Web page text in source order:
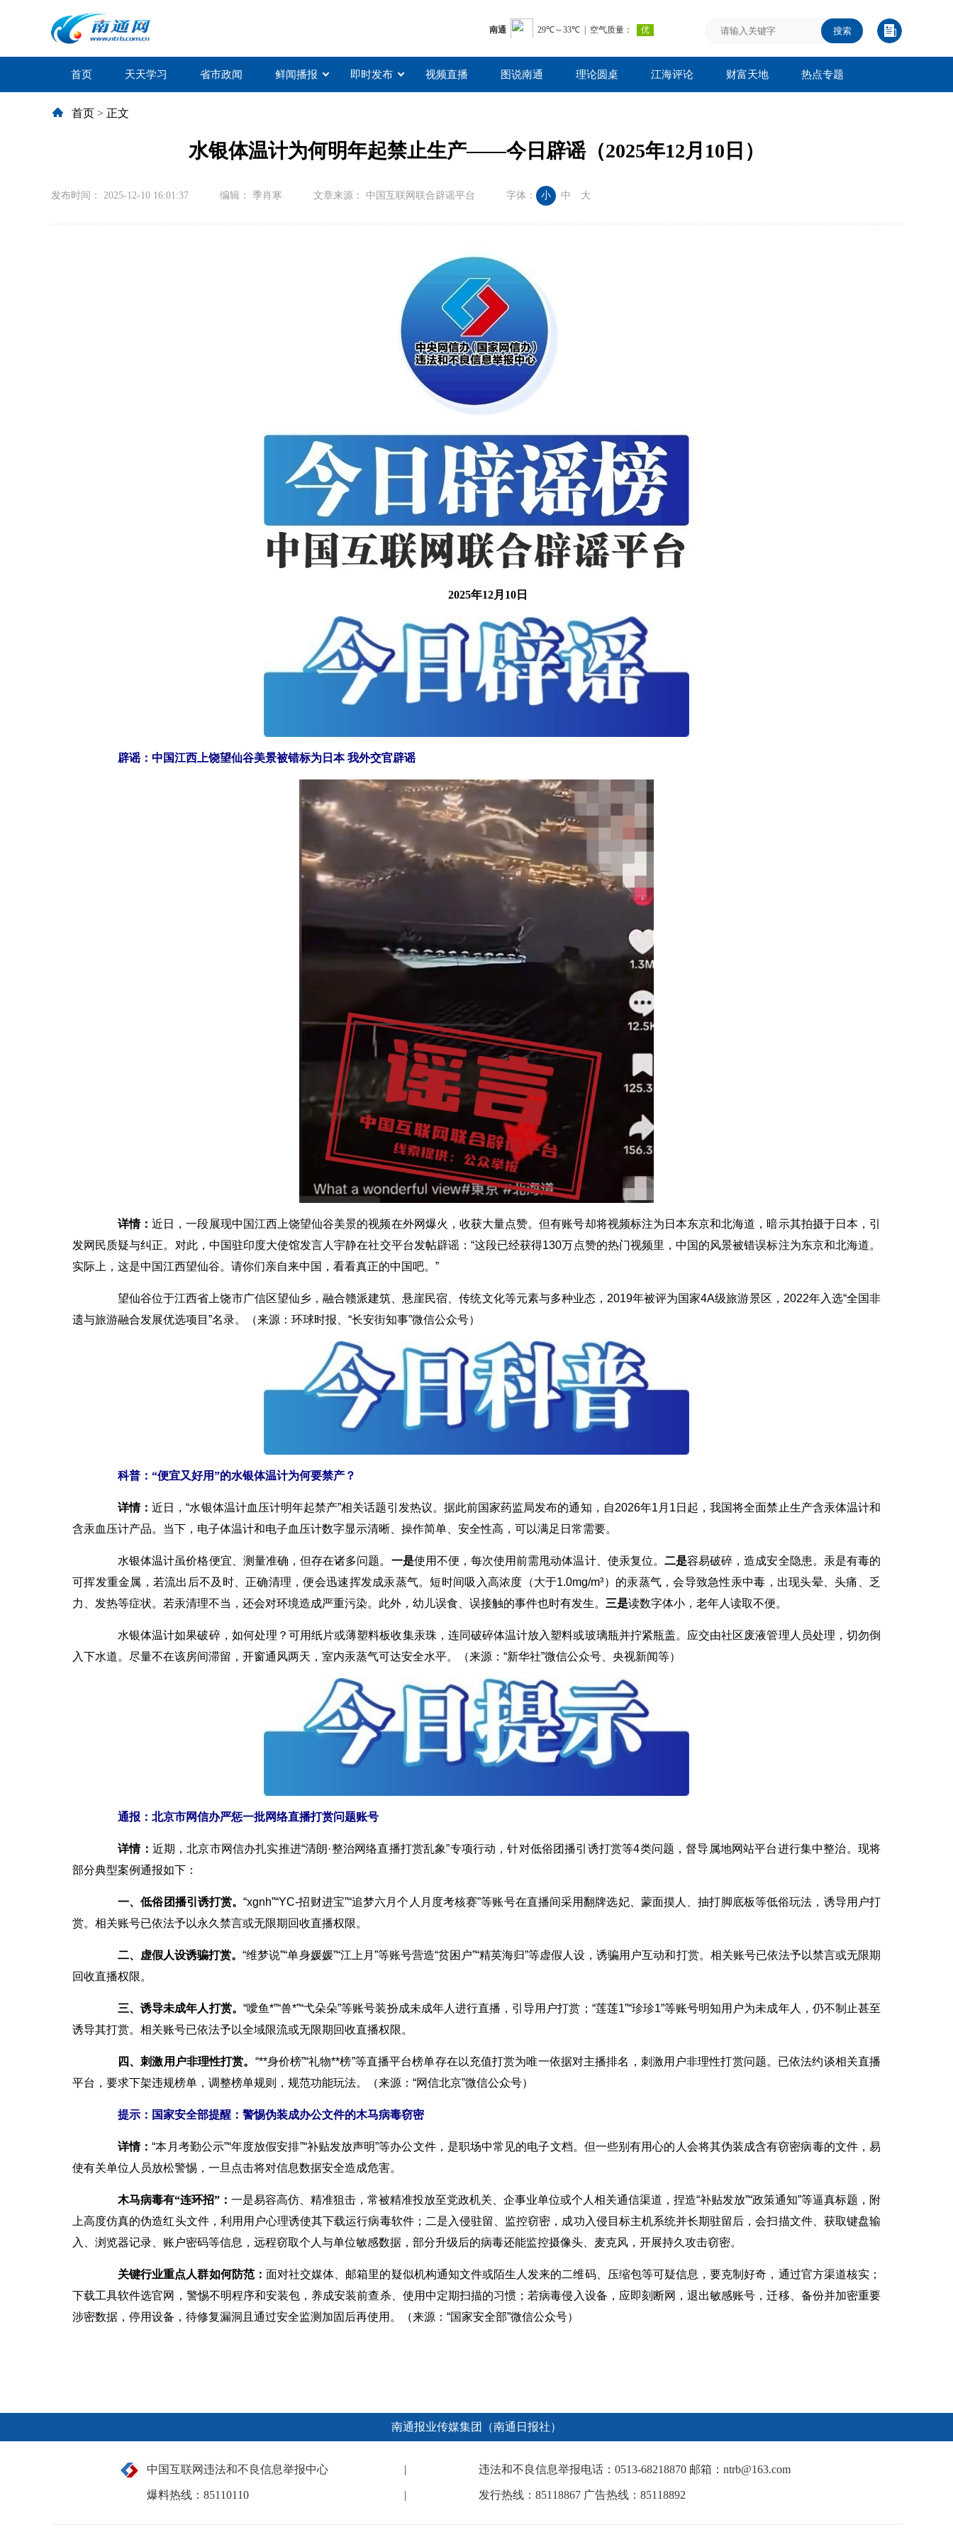
搜索
首页 天天学习 省市政闻 鲜闻播报 即时发布 视频直播 图说南通 理论圆桌 江海评论 财富天地 热点专题
首页 > 正文
水银体温计为何明年起禁止生产——今日辟谣（2025年12月10日）
发布时间： 2025-12-10 16:01:37 编辑： 季肖寒 文章来源： 中国互联网联合辟谣平台 字体： 小 中 大
2025年12月10日
辟谣：中国江西上饶望仙谷美景被错标为日本 我外交官辟谣
详情：近日，一段展现中国江西上饶望仙谷美景的视频在外网爆火，收获大量点赞。但有账号却将视频标注为日本东京和北海道，暗示其拍摄于日本，引
发网民质疑与纠正。对此，中国驻印度大使馆发言人宇静在社交平台发帖辟谣：“这段已经获得130万点赞的热门视频里，中国的风景被错误标注为东京和北海道。
实际上，这是中国江西望仙谷。请你们亲自来中国，看看真正的中国吧。”
望仙谷位于江西省上饶市广信区望仙乡，融合赣派建筑、悬崖民宿、传统文化等元素与多种业态，2019年被评为国家4A级旅游景区，2022年入选“全国非
遗与旅游融合发展优选项目”名录。（来源：环球时报、“长安街知事”微信公众号）
科普：“便宜又好用”的水银体温计为何要禁产？
详情：近日，“水银体温计血压计明年起禁产”相关话题引发热议。据此前国家药监局发布的通知，自2026年1月1日起，我国将全面禁止生产含汞体温计和
含汞血压计产品。当下，电子体温计和电子血压计数字显示清晰、操作简单、安全性高，可以满足日常需要。
水银体温计虽价格便宜、测量准确，但存在诸多问题。 一是使用不便，每次使用前需甩动体温计、使汞复位。 二是容易破碎，造成安全隐患。汞是有毒的
可挥发重金属，若流出后不及时、正确清理，便会迅速挥发成汞蒸气。短时间吸入高浓度（大于1.0mg/m³）的汞蒸气，会导致急性汞中毒，出现头晕、头痛、乏
力、发热等症状。若汞清理不当，还会对环境造成严重污染。此外，幼儿误食、误接触的事件也时有发生。 三是读数字体小，老年人读取不便。
水银体温计如果破碎，如何处理？可用纸片或薄塑料板收集汞珠，连同破碎体温计放入塑料或玻璃瓶并拧紧瓶盖。应交由社区废液管理人员处理，切勿倒
入下水道。尽量不在该房间滞留，开窗通风两天，室内汞蒸气可达安全水平。（来源：“新华社”微信公众号、央视新闻等）
通报：北京市网信办严惩一批网络直播打赏问题账号
详情： 近期，北京市网信办扎实推进“清朗·整治网络直播打赏乱象”专项行动，针对低俗团播引诱打赏等4类问题，督导属地网站平台进行集中整治。现将
部分典型案例通报如下：
一、低俗团播引诱打赏。“xgnh”“YC-招财进宝”“追梦六月个人月度考核赛”等账号在直播间采用翻牌选妃、蒙面摸人、抽打脚底板等低俗玩法，诱导用户打
赏。相关账号已依法予以永久禁言或无限期回收直播权限。
二、虚假人设诱骗打赏。“维梦说”“单身媛媛”“江上月”等账号营造“贫困户”“精英海归”等虚假人设，诱骗用户互动和打赏。相关账号已依法予以禁言或无限期
回收直播权限。
三、诱导未成年人打赏。 “噯鱼*”“兽*”“弋朵朵”等账号装扮成未成年人进行直播，引导用户打赏；“莲莲1”“珍珍1”等账号明知用户为未成年人，仍不制止甚至
诱导其打赏。相关账号已依法予以全域限流或无限期回收直播权限。
四、刺激用户非理性打赏。 “**身价榜”“礼物**榜”等直播平台榜单存在以充值打赏为唯一依据对主播排名，刺激用户非理性打赏问题。已依法约谈相关直播
平台，要求下架违规榜单，调整榜单规则，规范功能玩法。（来源：“网信北京”微信公众号）
提示：国家安全部提醒：警惕伪装成办公文件的木马病毒窃密
详情：“本月考勤公示”“年度放假安排”“补贴发放声明”等办公文件，是职场中常见的电子文档。但一些别有用心的人会将其伪装成含有窃密病毒的文件，易
使有关单位人员放松警惕，一旦点击将对信息数据安全造成危害。
木马病毒有“连环招”： 一是易容高仿、精准狙击，常被精准投放至党政机关、企事业单位或个人相关通信渠道，捏造“补贴发放”“政策通知”等逼真标题，附
上高度仿真的伪造红头文件，利用用户心理诱使其下载运行病毒软件；二是入侵驻留、监控窃密，成功入侵目标主机系统并长期驻留后，会扫描文件、获取键盘输
入、浏览器记录、账户密码等信息，远程窃取个人与单位敏感数据，部分升级后的病毒还能监控摄像头、麦克风，开展持久攻击窃密。
关键行业重点人群如何防范： 面对社交媒体、邮箱里的疑似机构通知文件或陌生人发来的二维码、压缩包等可疑信息，要克制好奇，通过官方渠道核实；
下载工具软件选官网，警惕不明程序和安装包，养成安装前查杀、使用中定期扫描的习惯；若病毒侵入设备，应即刻断网，退出敏感账号，迁移、备份并加密重要
涉密数据，停用设备，待修复漏洞且通过安全监测加固后再使用。（来源：“国家安全部”微信公众号）
南通报业传媒集团（南通日报社）
中国互联网违法和不良信息举报中心 | 违法和不良信息举报电话：0513-68218870 邮箱：ntrb@163.com
爆料热线：85110110 | 发行热线：85118867 广告热线：85118892